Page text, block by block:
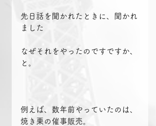
先日話を聞かれたときに、聞かれ
ました
なぜそれをやったのですですか、
と。
例えば、数年前やっていたのは、
焼き栗の催事販売。